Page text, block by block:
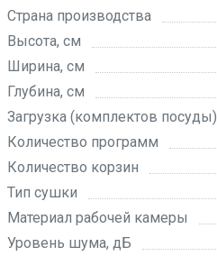
Страна производства
Высота, см
Ширина, см
Глубина, см
Загрузка (комплектов посуды)
Количество программ
Количество корзин
Тип сушки
Материал рабочей камеры
Уровень шума, дБ